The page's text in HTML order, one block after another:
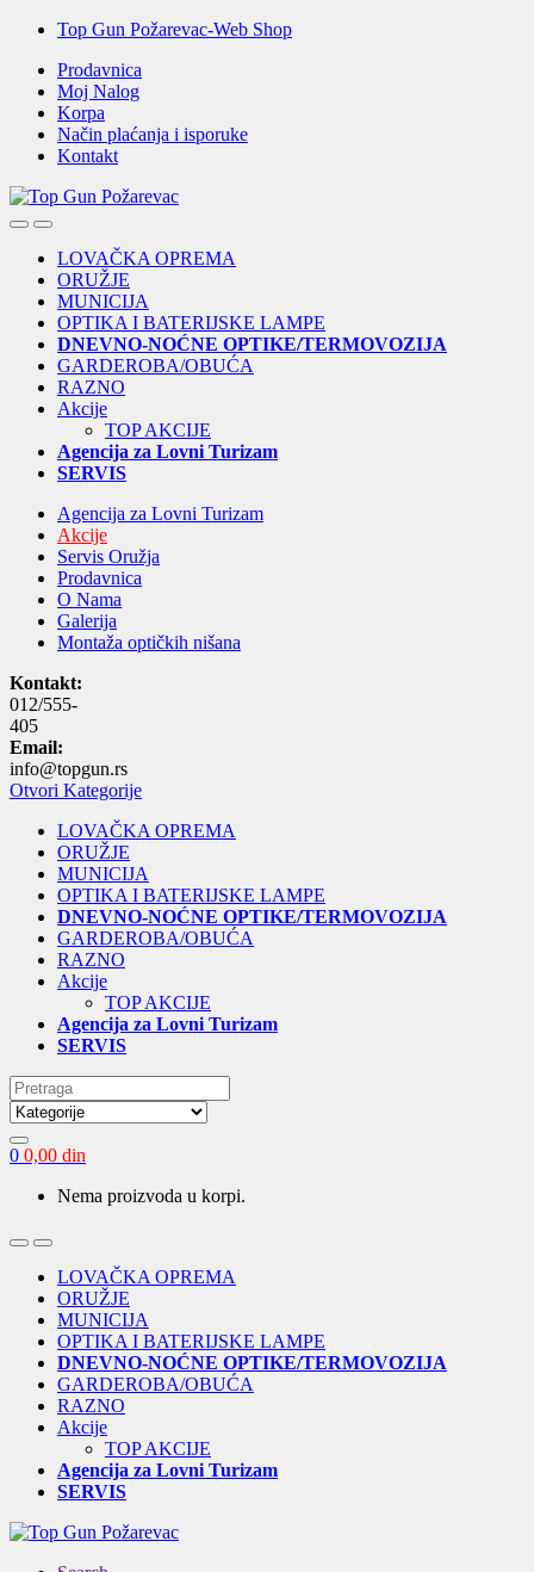
Skip
navigation
Skip
content
Top Gun Požarevac-Web Shop
Prodavnica
Moj Nalog
Korpa
Način plaćanja i isporuke
Kontakt
OpenClose
LOVAČKA OPREMA
ORUŽJE
MUNICIJA
OPTIKA I BATERIJSKE LAMPE
DNEVNO-NOĆNE OPTIKE/TERMOVOZIJA
GARDEROBA/OBUĆA
RAZNO
Akcije
TOP AKCIJE
Agencija za Lovni Turizam
SERVIS
Agencija za Lovni Turizam
Akcije
Servis Oružja
Prodavnica
O Nama
Galerija
Montaža optičkih nišana
Kontakt:
012/555-
405
Email:
info@topgun.rs
Otvori Kategorije
LOVAČKA OPREMA
ORUŽJE
MUNICIJA
OPTIKA I BATERIJSKE LAMPE
DNEVNO-NOĆNE OPTIKE/TERMOVOZIJA
GARDEROBA/OBUĆA
RAZNO
Akcije
TOP AKCIJE
Agencija za Lovni Turizam
SERVIS
Search
for:
0 0,00 din
Nema proizvoda u korpi.
OpenClose
LOVAČKA OPREMA
ORUŽJE
MUNICIJA
OPTIKA I BATERIJSKE LAMPE
DNEVNO-NOĆNE OPTIKE/TERMOVOZIJA
GARDEROBA/OBUĆA
RAZNO
Akcije
TOP AKCIJE
Agencija za Lovni Turizam
SERVIS